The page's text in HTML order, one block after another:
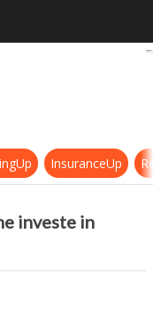
innovativa che
InsuranceUp
investe in